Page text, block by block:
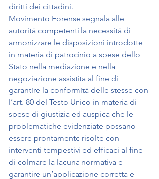
diritti dei cittadini.
Movimento Forense segnala alle
autorità competenti la necessità di
armonizzare le disposizioni introdotte
in materia di patrocinio a spese dello
Stato nella mediazione e nella
negoziazione assistita al fine di
garantire la conformità delle stesse con
l’art. 80 del Testo Unico in materia di
spese di giustizia ed auspica che le
problematiche evidenziate possano
essere prontamente risolte con
interventi tempestivi ed efficaci al fine
di colmare la lacuna normativa e
garantire un’applicazione corretta e